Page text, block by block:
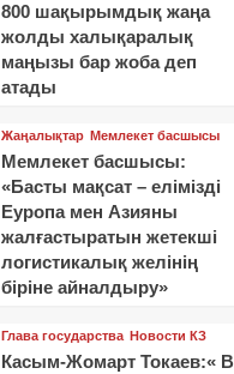
800 шақырымдық жаңа
жолды халықаралық
маңызы бар жоба деп
атады
Жаңалықтар Мемлекет басшысы
Мемлекет басшысы:
«Басты мақсат – елімізді
Еуропа мен Азияны
жалғастыратын жетекші
логистикалық желінің
біріне айналдыру»
Глава государства Новости КЗ
Касым-Жомарт Токаев:« В